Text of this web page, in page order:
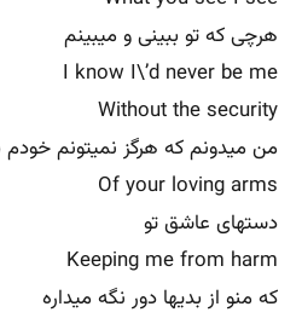
هرچی که تو ببینی و میبینم
I know I\’d never be me
Without the security
من میدونم که هرگز نمیتونم
Of your loving arms
دستهای عاشق تو
Keeping me from harm
که منو از بدیها دور نگه میداره